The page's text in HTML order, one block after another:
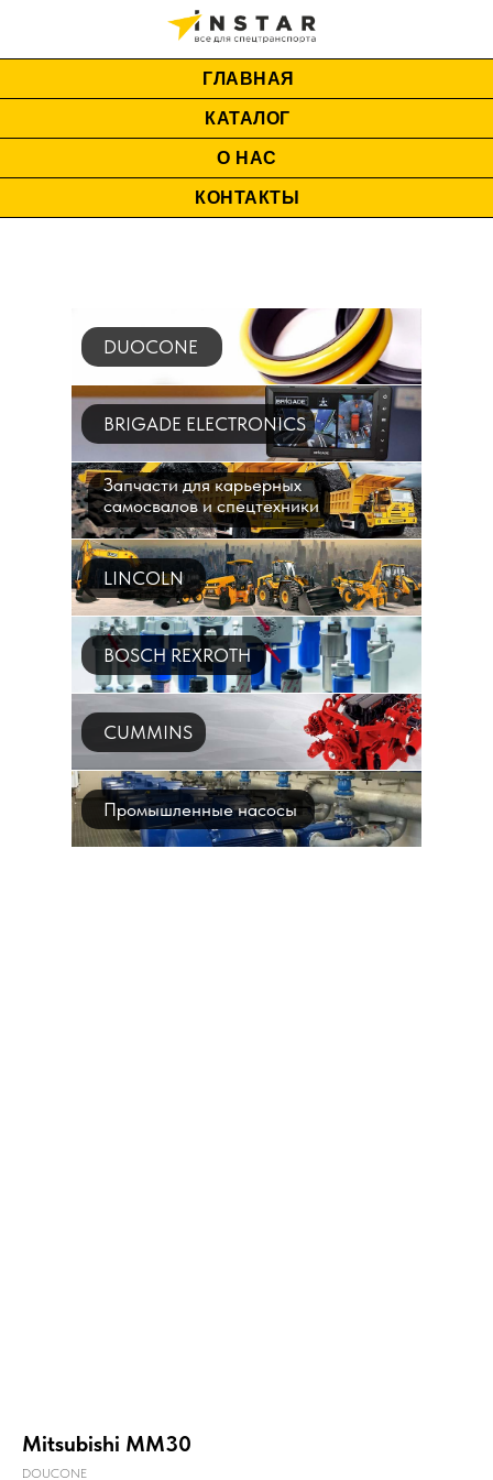
ГЛАВНАЯ
КАТАЛОГ
О НАС
КОНТАКТЫ
DUOCONE
BRIGADE ELECTRONICS
Запчасти для карьерных
самосвалов и спецтехники
LINCOLN
BOSCH REXROTH
CUMMINS
Промышленные насосы
Mitsubishi ММ30
DOUCONE